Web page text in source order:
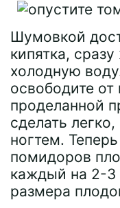
Шумовкой
кипятка,
холодную
освободите
проделанной
сделать
ногтем.
помидоров
каждый на 2-3
размера